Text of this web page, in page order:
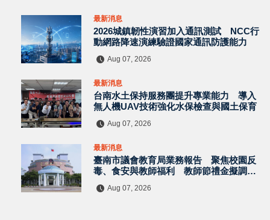
最新消息
2026城鎮韌性演習加入通訊測試 NCC行
動網路降速演練驗證國家通訊防護能力
Aug 07, 2026
最新消息
台南水土保持服務團提升專業能力 導入
無人機UAV技術強化水保檢查與國土保育
Aug 07, 2026
最新消息
臺南市議會教育局業務報告 聚焦校園反
毒、食安與教師福利 教師節禮金擬調升
Aug 07, 2026